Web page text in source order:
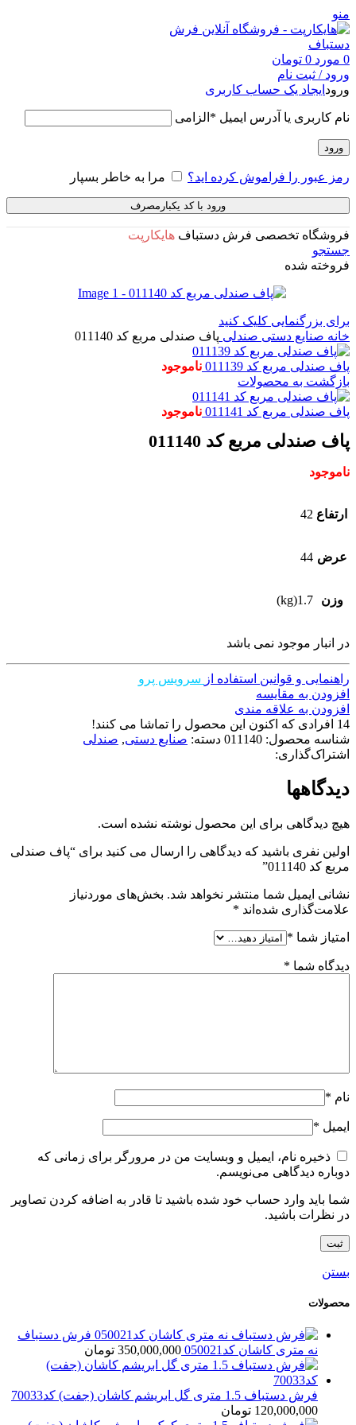
منو
0 مورد 0 تومان
ورود / ثبت نام
ورود ایجاد یک حساب کاربری
نام کاربری یا آدرس ایمیل * الزامی
ورود
رمز عبور را فراموش کرده اید؟ مرا به خاطر بسپار
ورود با کد یکبارمصرف
فروشگاه تخصصی فرش دستباف هایکارپت
جستجو
فروخته شده
برای بزرگنمایی کلیک کنید
خانه صنایع دستی صندلی پاف صندلی مربع کد 011140
پاف صندلی مربع کد 011139
ناموجود
بازگشت به محصولات
پاف صندلی مربع کد 011141 ناموجود
پاف صندلی مربع کد 011140
ناموجود
ارتفاع 42
عرض 44
وزن 1.7(kg)
در انبار موجود نمی باشد
راهنمایی و قوانین استفاده از سرویس پرو
افزودن به مقایسه
افزودن به علاقه مندی
14 افرادی که اکنون این محصول را تماشا می کنند!
شناسه محصول: 011140 دسته: صنایع دستی, صندلی
اشتراک‌گذاری:
دیدگاهها
هیچ دیدگاهی برای این محصول نوشته نشده است.
اولین نفری باشید که دیدگاهی را ارسال می کنید برای “پاف صندلی
مربع کد 011140”
نشانی ایمیل شما منتشر نخواهد شد. بخش‌های موردنیاز
علامت‌گذاری شده‌اند *
امتیاز شما *
دیدگاه شما *
نام *
ایمیل *
ذخیره نام، ایمیل و وبسایت من در مرورگر برای زمانی که
دوباره دیدگاهی می‌نویسم.
شما باید وارد حساب خود شده باشید تا قادر به اضافه کردن تصاویر
در نظرات باشید.
بستن
محصولات
فرش دستباف
نه متری کاشان کد050021
350,000,000 تومان
فرش دستباف 1.5 متری گل ابریشم کاشان (جفت) کد70033
120,000,000 تومان